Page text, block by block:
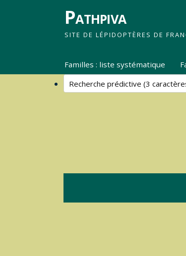
Pathpiva
SITE DE LÉPIDOPTÈRES DE
Familles : liste systématique